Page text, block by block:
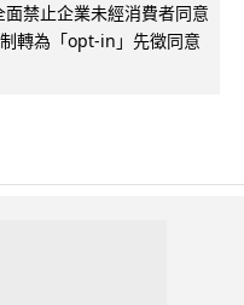
禁止企業未經消費者同意
轉為「opt-in」先徵同意